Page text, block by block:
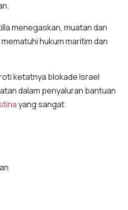
menegaskan, muatan dan
hukum maritim dan
ketatnya blokade Israel
dalam penyaluran bantuan
yang sangat